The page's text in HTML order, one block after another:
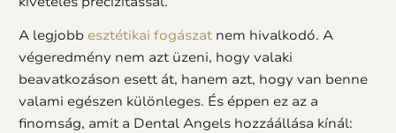
A legjobb esztétikai fogászat nem hivalkodó. A
végeredmény nem azt üzeni, hogy valaki
beavatkozáson esett át, hanem azt, hogy van benne
valami egészen különleges. És éppen ez az a
finomság, amit a Dental Angels hozzáállása kínál: